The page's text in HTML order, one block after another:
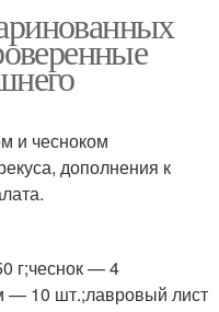
и чесноком
дополнения к
г;чеснок — 4
— 10 шт.;лавровый лист